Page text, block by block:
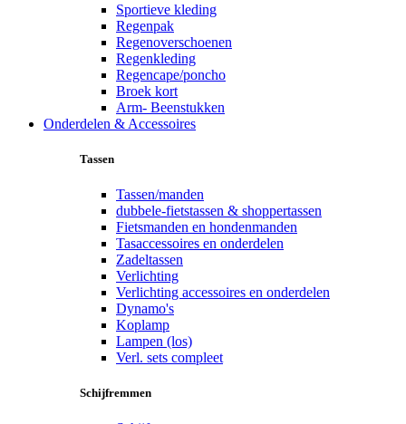
Sportieve kleding
Regenpak
Regenoverschoenen
Regenkleding
Regencape/poncho
Broek kort
Arm- Beenstukken
Onderdelen & Accessoires
Tassen
Tassen/manden
dubbele-fietstassen & shoppertassen
Fietsmanden en hondenmanden
Tasaccessoires en onderdelen
Zadeltassen
Verlichting
Verlichting accessoires en onderdelen
Dynamo's
Koplamp
Lampen (los)
Verl. sets compleet
Schijfremmen